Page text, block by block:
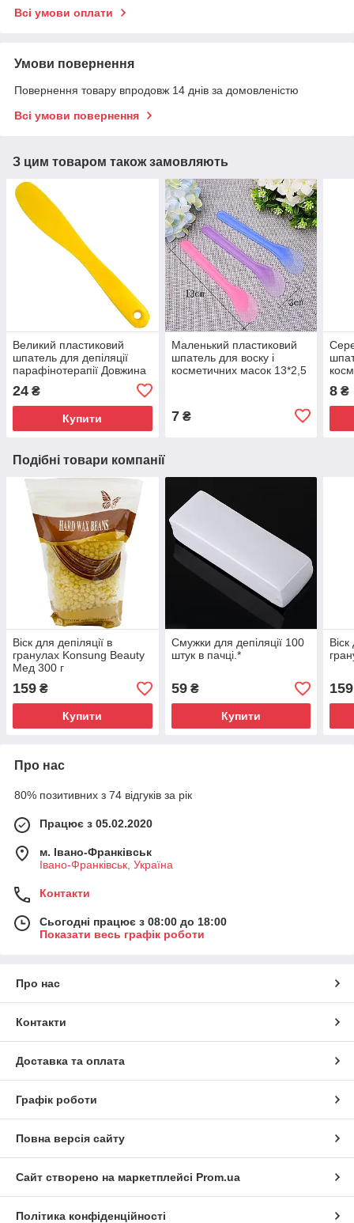
Всі умови оплати
Умови повернення
Повернення товару впродовж 14 днів за домовленістю
Всі умови повернення
З цим товаром також замовляють
Великий пластиковий
шпатель для депіляції
парафінотерапії Довжина
24 ₴
Купити
Маленький пластиковий
шпатель для воску і
косметичних масок 13*2,5
7₴
см
8 ₴
Подібні товари компанії
Віск для депіляції в
гранулах Konsung Beauty
Мед 300 г
159 ₴
Купити
Смужки для депіляції 100
штук в пачці.*
59₴
Купити
Віск
159
Про нас
80% позитивних з 74 відгуків за рік
Працює з 05.02.2020
м. Івано-Франківськ
Івано-Франківськ, Україна
Контакти
Сьогодні працює з 08:00 до 18:00
Показати весь графік роботи
Про нас
Контакти
Доставка та оплата
Графік роботи
Повна версія сайту
Сайт створено на маркетплейсі Prom.ua
Політика конфіденційності